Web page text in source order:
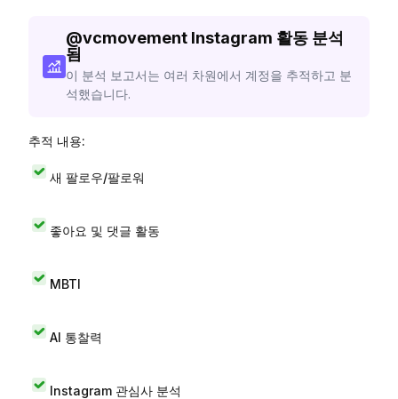
@vcmovement Instagram 활동 분석
됨
이 분석 보고서는 여러 차원에서 계정을 추적하고 분
석했습니다.
추적 내용:
새 팔로우/팔로워
좋아요 및 댓글 활동
MBTI
AI 통찰력
Instagram 관심사 분석